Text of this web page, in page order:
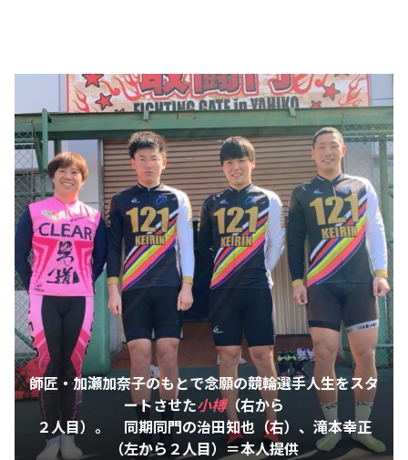
師匠・加瀬加奈子のもとで念願の競輪選手人生をスタ
ートさせた小榑（右から
２人目）。 同期同門の治田知也（右）、滝本幸正
（左から２人目）＝本人提供